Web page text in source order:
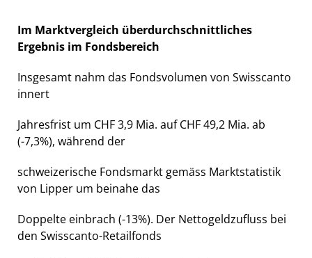
Im Marktvergleich überdurchschnittliches
Ergebnis im Fondsbereich
Insgesamt nahm das Fondsvolumen von Swisscanto
innert
Jahresfrist um CHF 3,9 Mia. auf CHF 49,2 Mia. ab
(-7,3%), während der
schweizerische Fondsmarkt gemäss Marktstatistik
von Lipper um beinahe das
Doppelte einbrach (-13%). Der Nettogeldzufluss bei
den Swisscanto-Retailfonds